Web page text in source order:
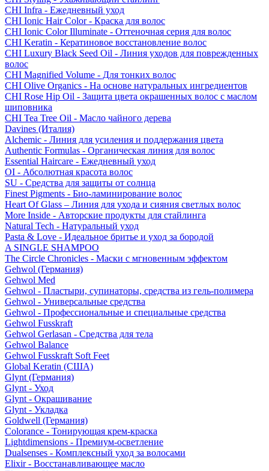
CHI Infra - Ежедневный уход
CHI Ionic Hair Color - Краска для волос
CHI Ionic Color Illuminate - Оттеночная серия для волос
CHI Keratin - Кератиновое восстановление волос
CHI Luxury Black Seed Oil - Линия уходов для поврежденных
волос
CHI Magnified Volume - Для тонких волос
CHI Olive Organics - На основе натуральных ингредиентов
CHI Rose Hip Oil - Защита цвета окрашенных волос с маслом
шиповника
CHI Tea Tree Oil - Масло чайного дерева
Davines (Италия)
Alchemic - Линия для усиления и поддержания цвета
Authentic Formulas - Органическая линия для волос
Essential Haircare - Eжедневный уход
OI - Абсолютная красота волос
SU - Средства для защиты от солнца
Finest Pigments - Био-ламинирование волос
Heart Of Glass – Линия для ухода и сияния светлых волос
More Inside - Авторские продукты для стайлинга
Natural Tech - Натуральный уход
Pasta & Love - Идеальное бритье и уход за бородой
A SINGLE SHAMPOO
The Circle Chronicles - Маски с мгновенным эффектом
Gehwol (Германия)
Gehwol Med
Gehwol - Пластыри, супинаторы, средства из гель-полимера
Gehwol - Универсальные средства
Gehwol - Профессиональные и специальные средства
Gehwol Fusskraft
Gehwol Gerlasan - Средства для тела
Gehwol Balance
Gehwol Fusskraft Soft Feet
Global Keratin (США)
Glynt (Германия)
Glynt - Уход
Glynt - Окрашивание
Glynt - Укладка
Goldwell (Германия)
Colorance - Тонирующая крем-краска
Lightdimensions - Премиум-осветление
Dualsenses - Комплексный уход за волосами
Elixir - Восстанавливающее масло